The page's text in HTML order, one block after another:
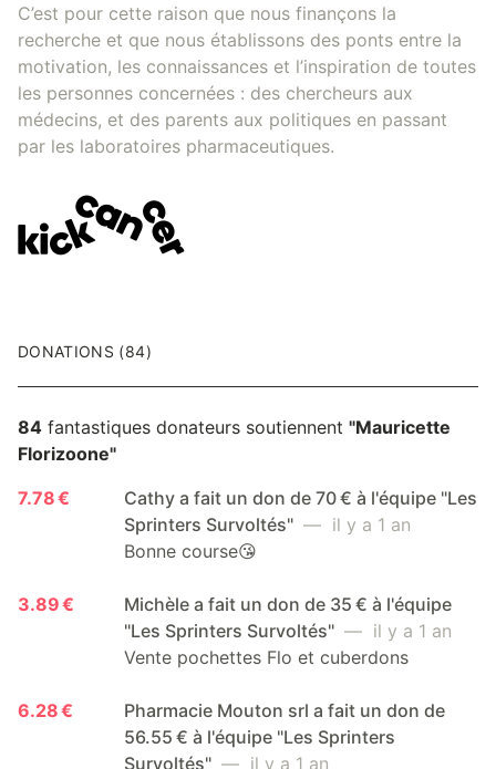
C’est pour cette raison que nous finançons la
recherche et que nous établissons des ponts entre la
motivation, les connaissances et l’inspiration de toutes
les personnes concernées : des chercheurs aux
médecins, et des parents aux politiques en passant
par les laboratoires pharmaceutiques.
DONATIONS (84)
84 fantastiques donateurs soutiennent "Mauricette
Florizoone"
7.78 €
Cathy a fait un don de 70 € à l'équipe "Les
Sprinters Survoltés" — il y a 1 an
Bonne course😘
3.89 €
Michèle a fait un don de 35 € à l'équipe
"Les Sprinters Survoltés" — il y a 1 an
Vente pochettes Flo et cuberdons
6.28 €
Pharmacie Mouton srl a fait un don de
56.55 € à l'équipe "Les Sprinters
Survoltés" — il y a 1 an